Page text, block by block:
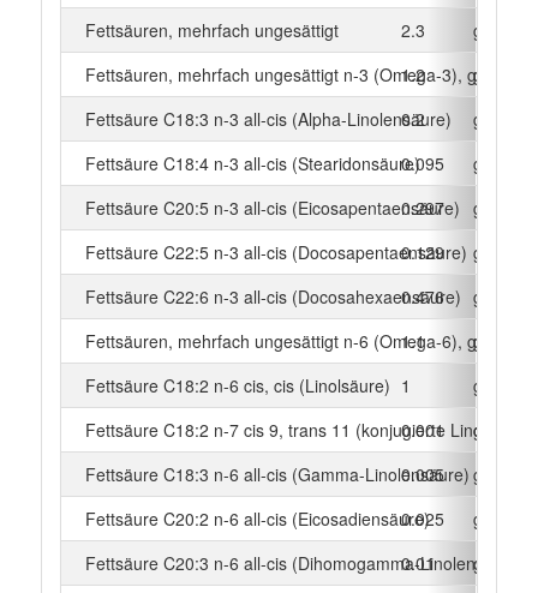
Fettsäuren, mehrfach ungesättigt
2.3
g
Fettsäuren, mehrfach ungesättigt n-3 (Omega-3), gesamt
1.2
g
Fettsäure C18:3 n-3 all-cis (Alpha-Linolensäure)
0.2
g
Fettsäure C18:4 n-3 all-cis (Stearidonsäure)0.095
g
Fettsäure C20:5 n-3 all-cis (Eicosapentaensäure)
0.297
g
Fettsäure C22:5 n-3 all-cis (Docosapentaensäure)
0.129
g
Fettsäure C22:6 n-3 all-cis (Docosahexaensäure)
0.476
g
Fettsäuren, mehrfach ungesättigt n-6 (Omega-6), gesamt
1.1
g
Fettsäure C18:2 n-6 cis, cis (Linolsäure) 1
g
Fettsäure C18:2 n-7 cis 9, trans 11 (konjugierte Linolsäure)
0.001
g
Fettsäure C18:3 n-6 all-cis (Gamma-Linolensäure)
0.005
g
Fettsäure C20:2 n-6 all-cis (Eicosadiensäure)
0.025
g
Fettsäure C20:3 n-6 all-cis (Dihomogamma-Linolensäure)
0.01
g